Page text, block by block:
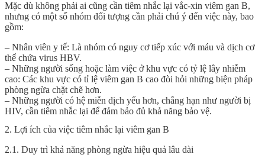
Mặc dù không phải ai cũng cần tiêm nhắc lại vắc-xin viêm gan B,
nhưng có một số nhóm đối tượng cần phải chú ý đến việc này, bao
gồm:
– Nhân viên y tế: Là nhóm có nguy cơ tiếp xúc với máu và dịch cơ
thể chứa virus HBV.
– Những người sống hoặc làm việc ở khu vực có tỷ lệ lây nhiễm
cao: Các khu vực có tỉ lệ viêm gan B cao đòi hỏi những biện pháp
phòng ngừa chặt chẽ hơn.
– Những người có hệ miễn dịch yếu hơn, chẳng hạn như người bị
HIV, cần tiêm nhắc lại để đảm bảo đủ khả năng bảo vệ.
2. Lợi ích của việc tiêm nhắc lại viêm gan B
2.1. Duy trì khả năng phòng ngừa hiệu quả lâu dài